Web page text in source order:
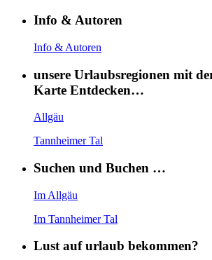
Info & Autoren
Info & Autoren
unsere Urlaubsregionen mit
Karte Entdecken…
Allgäu
Tannheimer Tal
Suchen und Buchen …
Im Allgäu
Im Tannheimer Tal
Lust auf urlaub bekommen?